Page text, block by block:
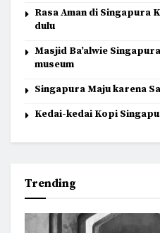
Rasa Aman di Singapura
dulu
Masjid Ba’alwie
museum
Singapura Maju karena
Kedai-kedai Kopi
Trending